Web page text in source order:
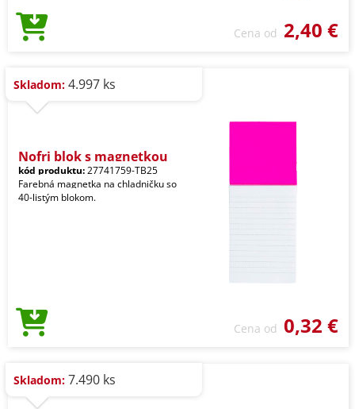
Cena od 2,40 €
Skladom: 4.997 ks
Nofri blok s magnetkou
kód produktu:27741759-TB25
Farebná magnetka na chladničku so
40-listým blokom.
Cena od 0,32 €
Skladom: 7.490 ks